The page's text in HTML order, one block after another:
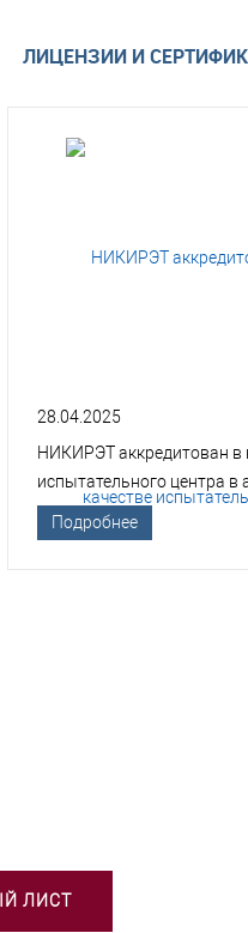
ЛИЦЕНЗИИ И
28.04.2025
НИКИРЭТ аккредитован в
испытательного центра в
отрасли
Подробнее
ЛИСТ